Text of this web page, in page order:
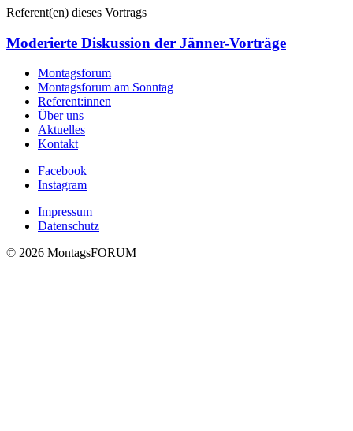
Referent(en) dieses Vortrags
Moderierte Diskussion der Jänner-Vorträge
Montagsforum
Montagsforum am Sonntag
Referent:innen
Über uns
Aktuelles
Kontakt
Facebook
Instagram
Impressum
Datenschutz
© 2026 MontagsFORUM